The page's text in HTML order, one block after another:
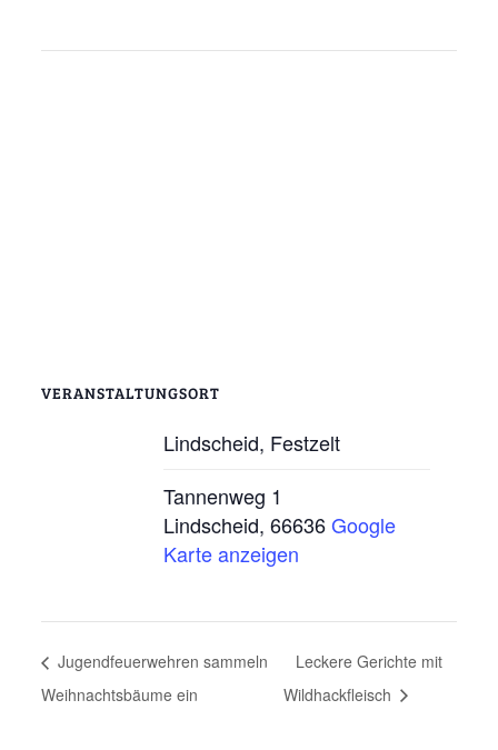
VERANSTALTUNGSORT
Lindscheid, Festzelt
Tannenweg 1
Lindscheid, 66636Google
Karte anzeigen
Jugendfeuerwehren sammeln
Weihnachtsbäume ein
Leckere Gerichte mit
Wildhackfleisch